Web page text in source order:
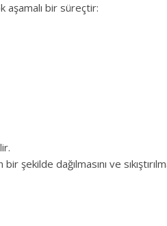
aşamalı bir süreçtir:
dağılmasını ve